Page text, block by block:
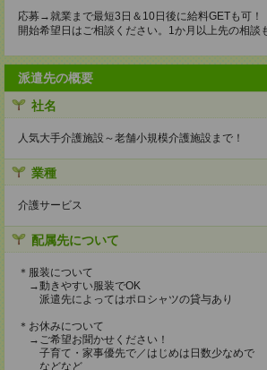
応募→就業まで最短3日＆10日後に給料GETも可！
開始希望日はご相談ください。1か月以上先の相談
派遣先の概要
社名
人気大手介護施設～老舗小規模介護施設まで！
業種
介護サービス
配属先について
＊服装について
→動きやすい服装でOK
派遣先によってはポロシャツの貸与あり
＊お休みについて
→ご希望お聞かせください！
子育て・家事優先で／はじめは日数少なめで
などなど